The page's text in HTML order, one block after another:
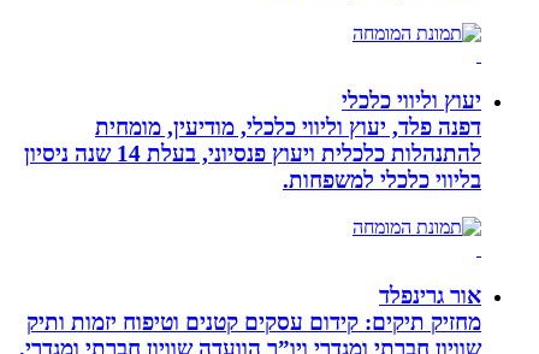
יעוץ וליווי כלכלי
דפנה פלד, יעוץ וליווי כלכלי, מודיעין, מומחית
להתנהלות כלכלית ויעוץ פנסיוני, בעלת 14 שנה ניסיון
בליווי כלכלי למשפחות.
אור גרינפלד
מחזיק תיקים: קידום עסקים קטנים וטיפוח יזמות ותיק
שוויון חברתי ומגדרי ויו”ר הוועדה שוויון חברתי ומגדרי,